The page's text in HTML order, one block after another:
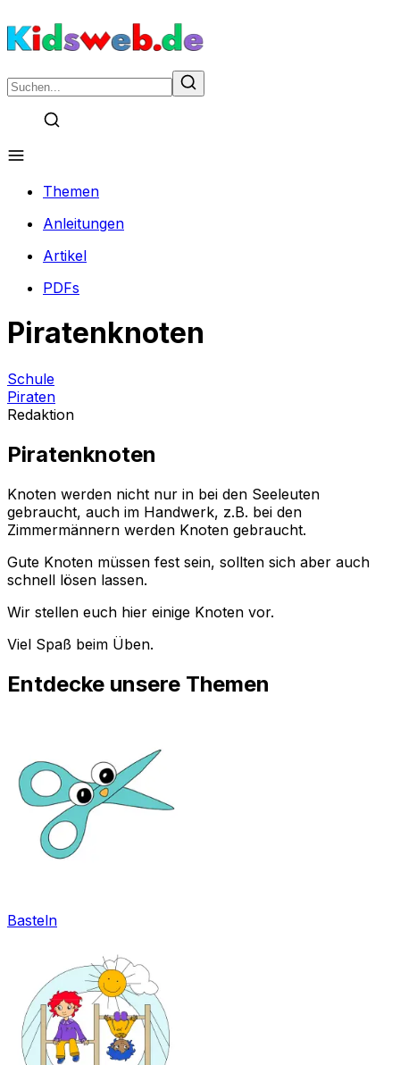
Themen
Anleitungen
Artikel
PDFs
Piratenknoten
Schule
Piraten
Redaktion
Piratenknoten
Knoten werden nicht nur in bei den Seeleuten
gebraucht, auch im Handwerk, z.B. bei den
Zimmermännern werden Knoten gebraucht.
Gute Knoten müssen fest sein, sollten sich aber auch
schnell lösen lassen.
Wir stellen euch hier einige Knoten vor.
Viel Spaß beim Üben.
Entdecke unsere Themen
Basteln